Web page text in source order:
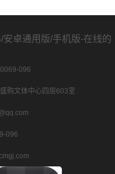
卓通用版/手机版-在线的
096
购文体中心四层603室
096